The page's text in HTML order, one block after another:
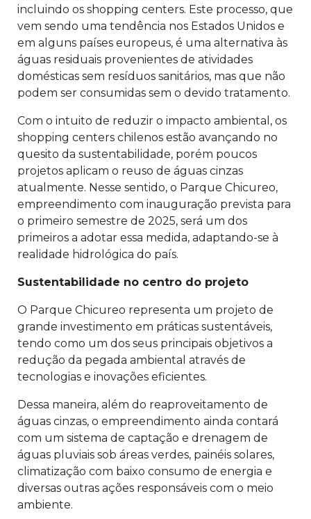
incluindo os shopping centers. Este processo, que
vem sendo uma tendência nos Estados Unidos e
em alguns países europeus, é uma alternativa às
águas residuais provenientes de atividades
domésticas sem resíduos sanitários, mas que não
podem ser consumidas sem o devido tratamento.
Com o intuito de reduzir o impacto ambiental, os
shopping centers chilenos estão avançando no
quesito da sustentabilidade, porém poucos
projetos aplicam o reuso de águas cinzas
atualmente. Nesse sentido, o Parque Chicureo,
empreendimento com inauguração prevista para
o primeiro semestre de 2025, será um dos
primeiros a adotar essa medida, adaptando-se à
realidade hidrológica do país.
Sustentabilidade no centro do projeto
O Parque Chicureo representa um projeto de
grande investimento em práticas sustentáveis,
tendo como um dos seus principais objetivos a
redução da pegada ambiental através de
tecnologias e inovações eficientes.
Dessa maneira, além do reaproveitamento de
águas cinzas, o empreendimento ainda contará
com um sistema de captação e drenagem de
águas pluviais sob áreas verdes, painéis solares,
climatização com baixo consumo de energia e
diversas outras ações responsáveis com o meio
ambiente.